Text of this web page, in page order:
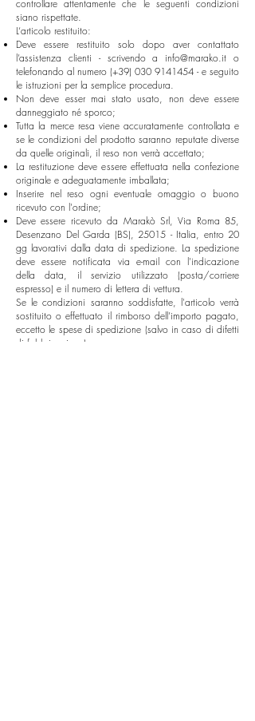
controllare attentamente che le seguenti condizioni
siano rispettate.
L‘articolo restituito:
Deve essere restituito solo dopo aver contattato
l’assistenza clienti - scrivendo a info@marako.it o
telefonando al numero (+39) 030 9141454 - e seguito
le istruzioni per la semplice procedura.
Non deve esser mai stato usato, non deve essere
danneggiato né sporco;
Tutta la merce resa viene accuratamente controllata e
se le condizioni del prodotto saranno reputate diverse
da quelle originali, il reso non verrà accettato;
La restituzione deve essere effettuata nella confezione
originale e adeguatamente imballata;
Inserire nel reso ogni eventuale omaggio o buono
ricevuto con l'ordine;
Deve essere ricevuto da Marakò Srl, Via Roma 85,
Desenzano Del Garda (BS), 25015 - Italia, entro 20
gg lavorativi dalla data di spedizione. La spedizione
deve essere notificata via e-mail con l'indicazione
della data, il servizio utilizzato (posta/corriere
espresso) e il numero di lettera di vettura.
Se le condizioni saranno soddisfatte, l'articolo verrà
sostituito o effettuato il rimborso dell’importo pagato,
eccetto le spese di spedizione (salvo in caso di difetti
di fabbricazione).